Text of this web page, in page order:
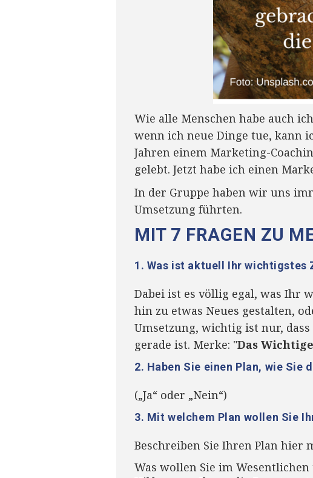
Wie alle Menschen habe auch
wenn ich neue Dinge tue, kann
Jahren einem Marketing-
gelebt. Jetzt habe ich einen
In der Gruppe haben wir uns
Umsetzung führten.
MIT 7 FRAGEN ZU
1. Was ist aktuell Ihr wichtigstes
Dabei ist es völlig egal, was Ihr
hin zu etwas Neues gestalten,
Umsetzung, wichtig ist nur,
gerade ist. Merke: "Das
2. Haben Sie einen Plan, wie Sie
(„Ja“ oder „Nein“)
3. Mit welchem Plan wollen Sie
Beschreiben Sie Ihren Plan
Was wollen Sie im